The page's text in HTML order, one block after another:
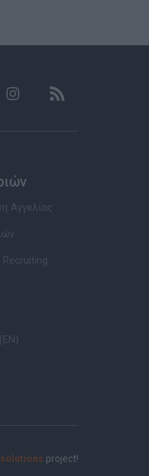
Αγγελίας
solutions project!